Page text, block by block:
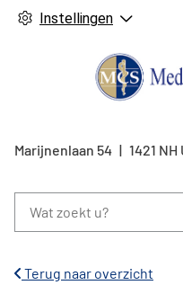
Instellingen
Marijnenlaan 54 1421 NH
Terug naar overzicht